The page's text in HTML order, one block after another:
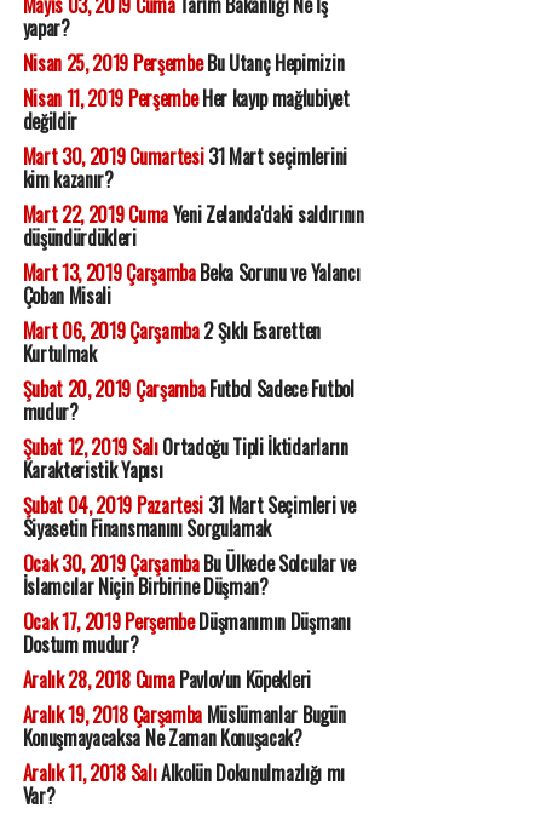
yapar?
Nisan 25, 2019 PerşembeBu Utanç Hepimizin
Nisan 11, 2019 PerşembeHer kayıp mağlubiyet
değildir
Mart 30, 2019 Cumartesi31 Mart seçimlerini
kim kazanır?
Mart 22, 2019 CumaYeni Zelanda'daki saldırının
düşündürdükleri
Mart 13, 2019 ÇarşambaBeka Sorunu ve Yalancı
Çoban Misali
Mart 06, 2019 Çarşamba2 Şıklı Esaretten
Kurtulmak
Şubat 20, 2019 ÇarşambaFutbol Sadece Futbol
mudur?
Şubat 12, 2019 SalıOrtadoğu Tipli İktidarların
Karakteristik Yapısı
Şubat 04, 2019 Pazartesi31 Mart Seçimleri ve
Siyasetin Finansmanını Sorgulamak
Ocak 30, 2019 ÇarşambaBu Ülkede Solcular ve
İslamcılar Niçin Birbirine Düşman?
Ocak 17, 2019 PerşembeDüşmanımın Düşmanı
Dostum mudur?
Aralık 28, 2018 CumaPavlov'un Köpekleri
Aralık 19, 2018 ÇarşambaMüslümanlar Bugün
Konuşmayacaksa Ne Zaman Konuşacak?
Aralık 11, 2018 SalıAlkolün Dokunulmazlığı mı
Var?